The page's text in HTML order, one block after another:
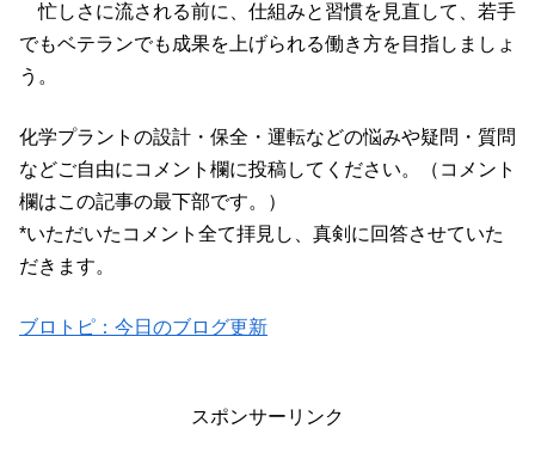
忙しさに流される前に、仕組みと習慣を見直して、若手
でもベテランでも成果を上げられる働き方を目指しましょ
う。
化学プラントの設計・保全・運転などの悩みや疑問・質問
などご自由にコメント欄に投稿してください。（コメント
欄はこの記事の最下部です。）
*いただいたコメント全て拝見し、真剣に回答させていた
だきます。
ブロトピ：今日のブログ更新
スポンサーリンク